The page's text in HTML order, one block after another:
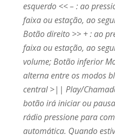
esquerdo << – : ao
faixa ou estação, ao
Botão direito >> + : ao
faixa ou estação, ao
volume; Botão inferior
alterna entre os modos
central >|| Play/
botão irá iniciar ou
rádio pressione para
automática. Quando